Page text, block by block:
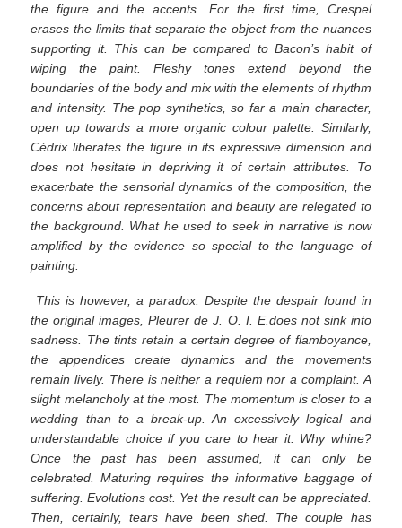
the figure and the accents. For the first time, Crespel
erases the limits that separate the object from the nuances
supporting it. This can be compared to Bacon’s habit of
wiping the paint. Fleshy tones extend beyond the
boundaries of the body and mix with the elements of rhythm
and intensity. The pop synthetics, so far a main character,
open up towards a more organic colour palette. Similarly,
Cédrix liberates the figure in its expressive dimension and
does not hesitate in depriving it of certain attributes. To
exacerbate the sensorial dynamics of the composition, the
concerns about representation and beauty are relegated to
the background. What he used to seek in narrative is now
amplified by the evidence so special to the language of
painting.
This is however, a paradox. Despite the despair found in
the original images, Pleurer de J. O. I. E.does not sink into
sadness. The tints retain a certain degree of flamboyance,
the appendices create dynamics and the movements
remain lively. There is neither a requiem nor a complaint. A
slight melancholy at the most. The momentum is closer to a
wedding than to a break-up. An excessively logical and
understandable choice if you care to hear it. Why whine?
Once the past has been assumed, it can only be
celebrated. Maturing requires the informative baggage of
suffering. Evolutions cost. Yet the result can be appreciated.
Then, certainly, tears have been shed. The couple has